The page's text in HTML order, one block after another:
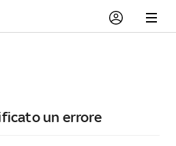
un errore